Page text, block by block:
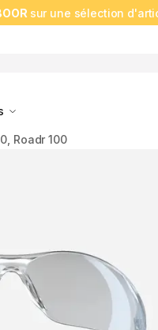
sur une sélection
Roadr 100